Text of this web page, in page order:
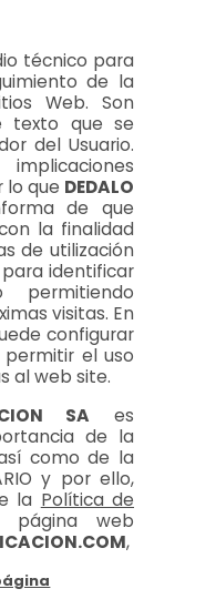
técnico para
de la
Web. Son
texto que se
del Usuario.
lo que DEDALO
de que
la finalidad
de utilización
identificar
visitas. En
configurar
el uso
al web site.
SA es
de la
como de la
y por ello,
la Política de
página web
,